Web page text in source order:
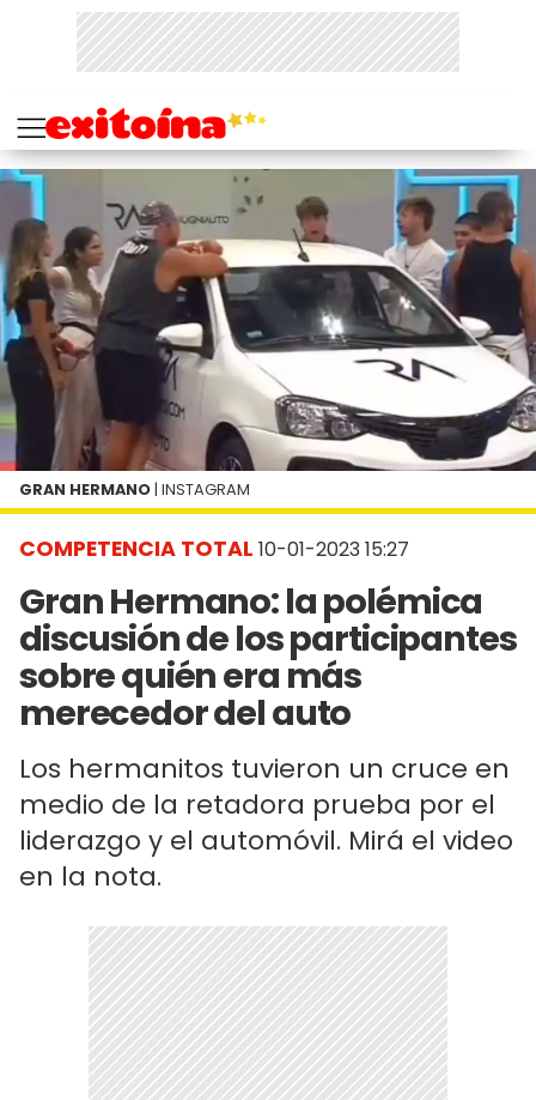
COMPETENCIA TOTAL 10-01-2023 15:27
Gran Hermano: la polémica
discusión de los participantes
sobre quién era más
merecedor del auto
Los hermanitos tuvieron un cruce en
medio de la retadora prueba por el
liderazgo y el automóvil. Mirá el video
en la nota.
GRAN HERMANO | INSTAGRAM